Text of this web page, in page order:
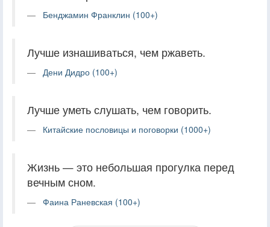
Бенджамин Франклин (100+)
Лучше изнашиваться, чем ржаветь.
Дени Дидро (100+)
Лучше уметь слушать, чем говорить.
Китайские пословицы и поговорки (1000+)
Жизнь — это небольшая прогулка перед
вечным сном.
Фаина Раневская (100+)